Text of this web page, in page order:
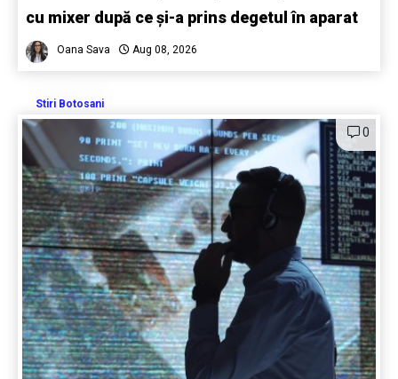
cu mixer după ce și-a prins degetul în aparat
Oana Sava Aug 08, 2026
Stiri Botosani
0